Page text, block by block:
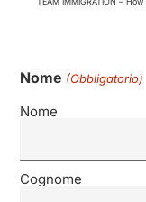
Nome (Obbligatorio)
Nome
Cognome